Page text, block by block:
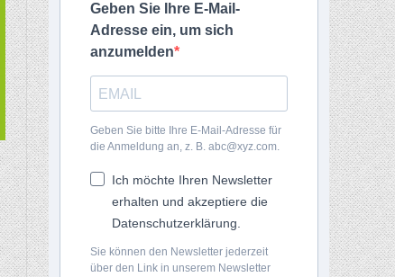
Geben Sie Ihre E-Mail-
Adresse ein, um sich
anzumelden
Geben Sie bitte Ihre E-Mail-Adresse für
die Anmeldung an, z. B. abc@xyz.com.
Ich möchte Ihren Newsletter
erhalten und akzeptiere die
Datenschutzerklärung.
Sie können den Newsletter jederzeit
über den Link in unserem Newsletter